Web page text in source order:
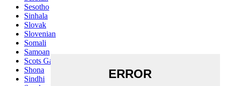
Sesotho
Sinhala
Slovak
Slovenian
Somali
Samoan
Scots Gaelic
Shona
Sindhi